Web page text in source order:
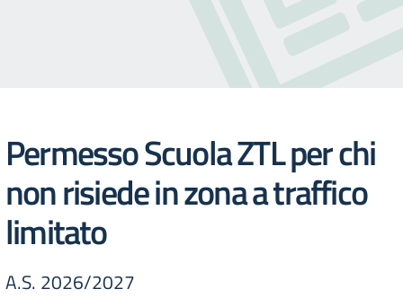
Permesso Scuola ZTL per chi
non risiede in zona a traffico
limitato
A.S. 2026/2027